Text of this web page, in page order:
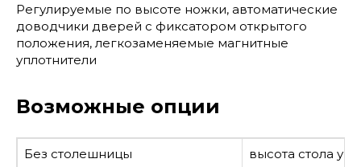
Регулируемые по высоте ножки, автоматические
доводчики дверей с фиксатором открытого
положения, легкозаменяемые магнитные
уплотнители
Возможные опции
Без столешницы
высота стола